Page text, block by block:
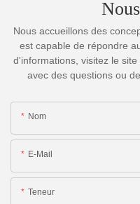
Nous accueillons des
est capable de répondre
d'informations, visitez le
avec des questions ou
Nom
E-Mail
Teneur